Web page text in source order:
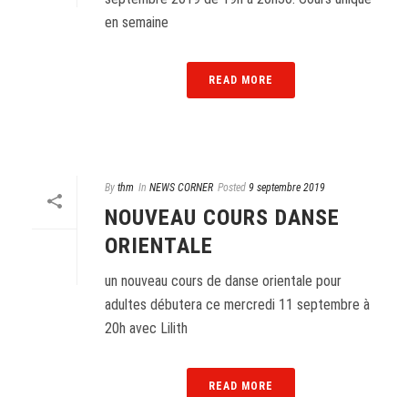
en semaine
READ MORE
By thm In NEWS CORNER Posted 9 septembre 2019
NOUVEAU COURS DANSE
ORIENTALE
un nouveau cours de danse orientale pour
adultes débutera ce mercredi 11 septembre à
20h avec Lilith
READ MORE